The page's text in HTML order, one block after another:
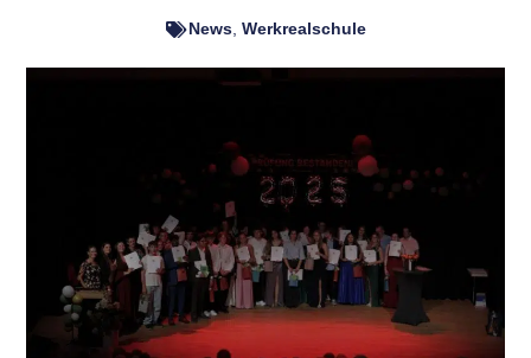
News, Werkrealschule